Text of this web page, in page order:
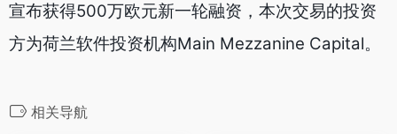
宣布获得500万欧元新一轮融资，本次交易的投资
方为荷兰软件投资机构Main Mezzanine Capital。
相关导航